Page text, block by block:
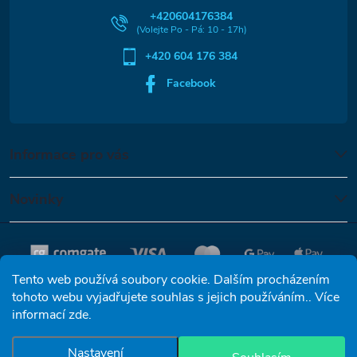
Tento web používá soubory cookie. Dalším procházením
tohoto webu vyjadřujete souhlas s jejich používáním.. Více
informacízde.
Nastavení
s
u
+420604176384
+420 604 176 384
Facebook
Informace pro vás
Novinky
Copyright 2026
vyhrazena.